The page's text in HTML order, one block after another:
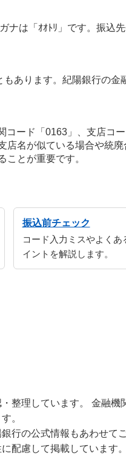
ナは「ｵｵﾄﾘ」です。振込
あります。紀陽銀行の金
ード「0163」、支店コー
店名が似ている場合や統
ことが重要です。
振込前チェック
コード入力ミスやよく
イントを解説します。
整理しています。 金融機
。
行の公式情報もあわせて
配慮して掲載しています。